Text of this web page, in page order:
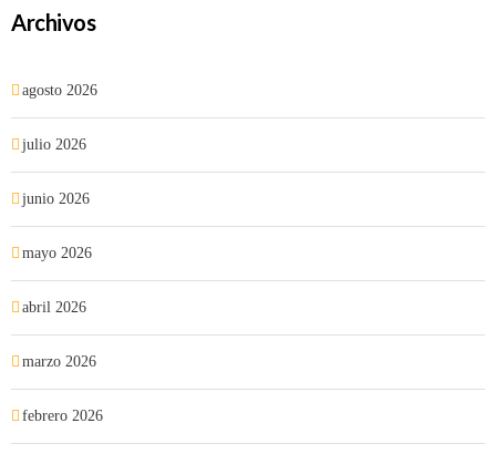
Archivos
agosto 2026
julio 2026
junio 2026
mayo 2026
abril 2026
marzo 2026
febrero 2026